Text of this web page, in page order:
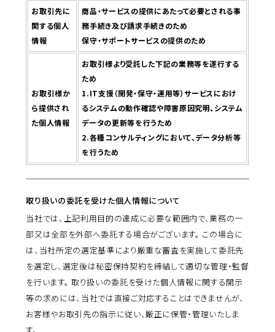
お取引先に
関する個人
情報
商品・サービスの提供にあたって必要とされる事
務手続き及び請求手続きのため
保守・サポートサービスの提供のため
お取引様か
ら提供され
た個人情報
お取引様より受託した下記の業務等を遂行する
ため
1.IT支援（開発・保守・運用等）サービスにおけ
るシステムの動作確認や障害原因究明、システム
データの更新等を行うため
2.各種コンサルティングにおいて、データ分析等
を行うため
取り扱いの委託を受けた個人情報について
当社では、上記利用目的の達成に必要な範囲内で、業務の一
部又は全部を外部へ委託する場合がございます。 この場合に
は、当社所定の選定基準により厳重な審査を実施して委託先
を選定し、選定後は秘密保持契約を締結して適切な管理・監督
を行います。 取り扱いの委託を受けた個人情報に関する開示
等の求めには、当社では直接ご対応することはできませんが、
お客様やお取引先の指示に従い、厳正に保管・管理いたしま